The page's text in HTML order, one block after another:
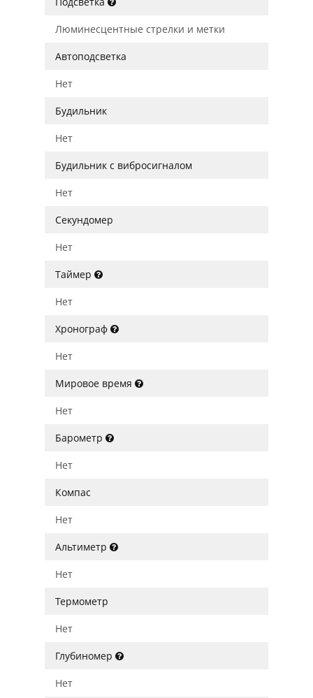
Люминесцентные стрелки и метки
Автоподсветка
Нет
Будильник
Нет
Будильник с вибросигналом
Нет
Секундомер
Нет
Таймер
Нет
Хронограф
Нет
Мировое время
Нет
Барометр
Нет
Компас
Нет
Альтиметр
Нет
Термометр
Нет
Глубиномер
Нет